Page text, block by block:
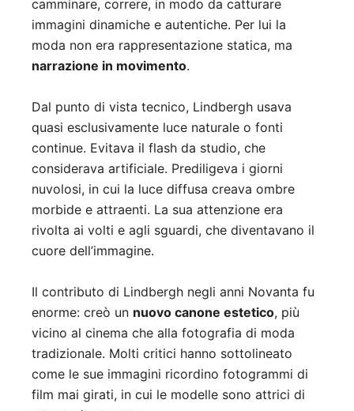
camminare, correre, in modo da catturare
immagini dinamiche e autentiche. Per lui la
moda non era rappresentazione statica, ma
narrazione in movimento.
Dal punto di vista tecnico, Lindbergh usava
quasi esclusivamente luce naturale o fonti
continue. Evitava il flash da studio, che
considerava artificiale. Prediligeva i giorni
nuvolosi, in cui la luce diffusa creava ombre
morbide e attraenti. La sua attenzione era
rivolta ai volti e agli sguardi, che diventavano il
cuore dell’immagine.
Il contributo di Lindbergh negli anni Novanta fu
enorme: creò un nuovo canone estetico, più
vicino al cinema che alla fotografia di moda
tradizionale. Molti critici hanno sottolineato
come le sue immagini ricordino fotogrammi di
film mai girati, in cui le modelle sono attrici di